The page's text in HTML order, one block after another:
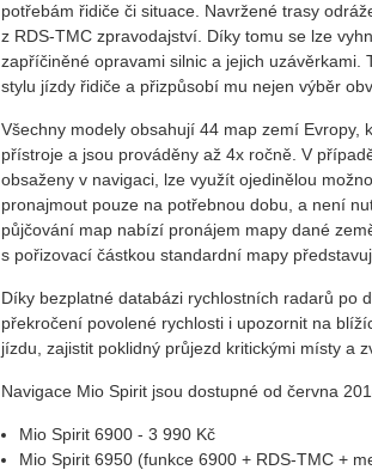
potřebám řidiče či situace. Navržené trasy
z RDS-TMC zpravodajství. Díky tomu se lze
zapříčiněné opravami silnic a jejich
stylu jízdy řidiče a přizpůsobí mu nejen výběr
Všechny modely obsahují 44 map zemí Evropy,
přístroje a jsou prováděny až 4x ročně. V
obsaženy v navigaci, lze využít ojedinělou
pronajmout pouze na potřebnou dobu, a není
půjčování map nabízí pronájem mapy dané
s pořizovací částkou standardní mapy
Díky bezplatné databázi rychlostních radarů po
překročení povolené rychlosti i upozornit na
jízdu, zajistit poklidný průjezd kritickými místy a
Navigace Mio Spirit jsou dostupné od června
Mio Spirit 6900 - 3 990 Kč
Mio Spirit 6950 (funkce 6900 + RDS-TMC +